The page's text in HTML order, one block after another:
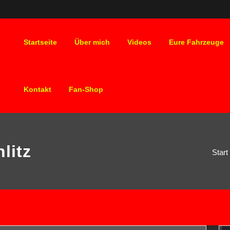
Startseite Über mich Videos Eure Fahrzeuge
Kontakt Fan-Shop
Start